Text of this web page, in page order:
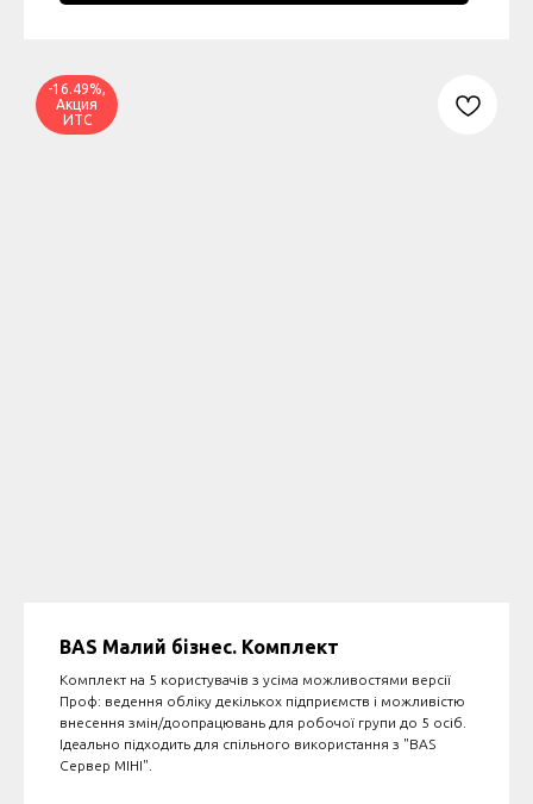
-16.49%,
Акция
ИТС
BAS Малий бізнес. Комплект
Комплект на 5 користувачів з усіма можливостями версії
Проф: ведення обліку декількох підприємств і можливістю
внесення змін/доопрацювань для робочої групи до 5 осіб.
Ідеально підходить для спільного використання з "BAS
Сервер МІНІ".